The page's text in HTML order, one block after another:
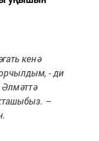
кенә
- ди
–